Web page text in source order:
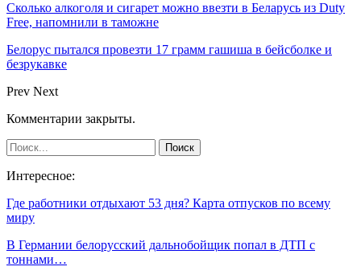
Сколько алкоголя и сигарет можно ввезти в Беларусь из Duty
Free, напомнили в таможне
Белорус пытался провезти 17 грамм гашиша в бейсболке и
безрукавке
Prev Next
Комментарии закрыты.
Интересное:
Где работники отдыхают 53 дня? Карта отпусков по всему
миру
В Германии белорусский дальнобойщик попал в ДТП с
тоннами…